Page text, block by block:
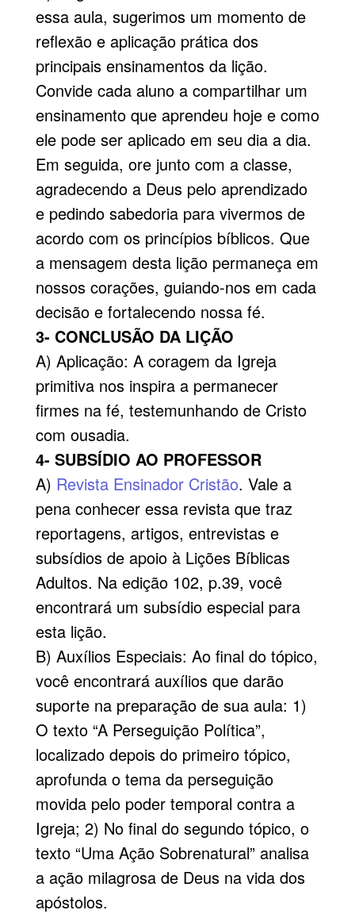
essa aula, sugerimos um momento de
reflexão e aplicação prática dos
principais ensinamentos da lição.
Convide cada aluno a compartilhar um
ensinamento que aprendeu hoje e como
ele pode ser aplicado em seu dia a dia.
Em seguida, ore junto com a classe,
agradecendo a Deus pelo aprendizado
e pedindo sabedoria para vivermos de
acordo com os princípios bíblicos. Que
a mensagem desta lição permaneça em
nossos corações, guiando-nos em cada
decisão e fortalecendo nossa fé.
3- CONCLUSÃO DA LIÇÃO
A) Aplicação: A coragem da Igreja
primitiva nos inspira a permanecer
firmes na fé, testemunhando de Cristo
com ousadia.
4- SUBSÍDIO AO PROFESSOR
A) Revista Ensinador Cristão. Vale a
pena conhecer essa revista que traz
reportagens, artigos, entrevistas e
subsídios de apoio à Lições Bíblicas
Adultos. Na edição 102, p.39, você
encontrará um subsídio especial para
esta lição.
B) Auxílios Especiais: Ao final do tópico,
você encontrará auxílios que darão
suporte na preparação de sua aula: 1)
O texto “A Perseguição Política”,
localizado depois do primeiro tópico,
aprofunda o tema da perseguição
movida pelo poder temporal contra a
Igreja; 2) No final do segundo tópico, o
texto “Uma Ação Sobrenatural” analisa
a ação milagrosa de Deus na vida dos
apóstolos.